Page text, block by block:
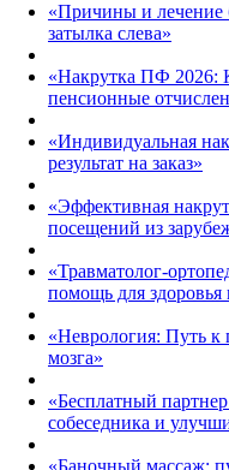
«Причины и лечение
затылка слева»
«Накрутка ПФ 2026:
пенсионные
«Индивидуальная
результат на заказ»
«Эффективная
посещений из
«Травматолог-
помощь для здоровья
«Неврология: Путь к
мозга»
«Бесплатный
собеседника и